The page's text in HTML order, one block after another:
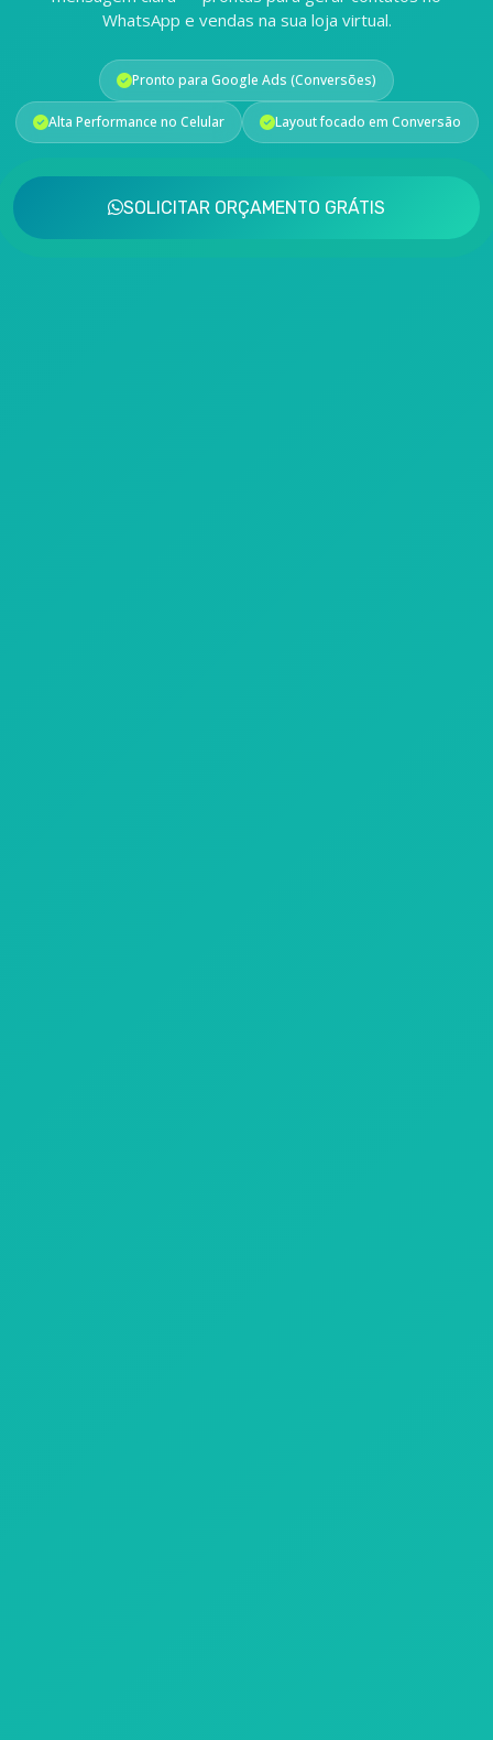
WhatsApp e vendas na sua loja virtual.
Pronto para Google Ads (Conversões)
Alta Performance no Celular Layout focado em Conversão
SOLICITAR ORÇAMENTO GRÁTIS